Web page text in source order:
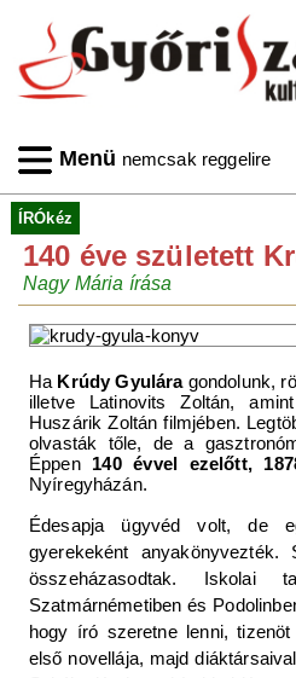
Menü nemcsak reggelire
ÍRÓkéz
140 éve született
Nagy Mária írása
Ha Krúdy Gyuláragondolunk,
illetve Latinovits Zoltán,
Huszárik Zoltán filmjében.
olvasták tőle, de a
Éppen 140 évvel ezelőtt,
Nyíregyházán.
Édesapja ügyvéd volt, de
gyerekeként
összeházasodtak. Iskolai
Szatmárnémetiben és
hogy író szeretne lenni,
első novellája, majd